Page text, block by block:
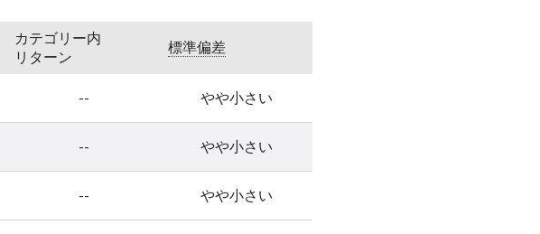
カテゴリー内
リターン
標準偏差
-- やや小さい
-- やや小さい
-- やや小さい